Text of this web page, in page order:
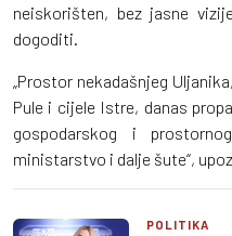
neiskorišten, bez jasne
dogoditi.
„Prostor nekadašnjeg
Pule i cijele Istre, danas
gospodarskog i
ministarstvo i dalje šute“,
POLITIKA